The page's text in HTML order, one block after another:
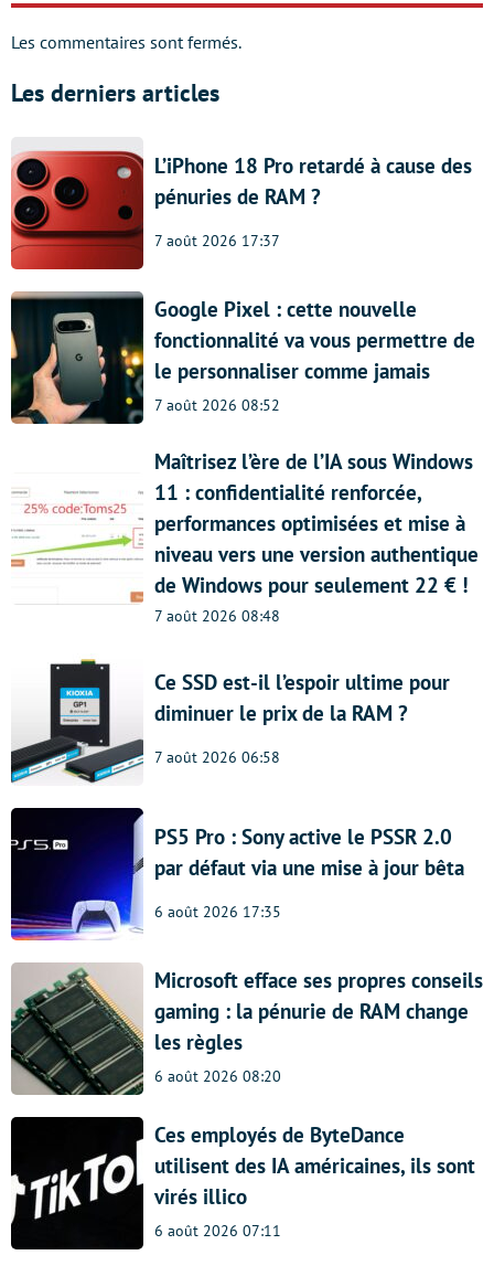
Les commentaires sont fermés.
Les derniers articles
L’iPhone 18 Pro retardé à cause des
pénuries de RAM ?
7 août 2026 17:37
Google Pixel : cette nouvelle
fonctionnalité va vous permettre de
le personnaliser comme jamais
7 août 2026 08:52
Maîtrisez l’ère de l’IA sous Windows
11 : confidentialité renforcée,
performances optimisées et mise à
niveau vers une version authentique
de Windows pour seulement 22 € !
7 août 2026 08:48
Ce SSD est-il l’espoir ultime pour
diminuer le prix de la RAM ?
7 août 2026 06:58
PS5 Pro : Sony active le PSSR 2.0
par défaut via une mise à jour bêta
6 août 2026 17:35
Microsoft efface ses propres conseils
gaming : la pénurie de RAM change
les règles
6 août 2026 08:20
Ces employés de ByteDance
utilisent des IA américaines, ils sont
virés illico
6 août 2026 07:11